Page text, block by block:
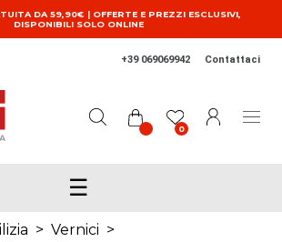
DA 59,90€ | OFFERTE E PREZZI ESCLUSIVI,
DISPONIBILI SOLO ONLINE
+39 069069942 Contattaci
0
☰
> Vernici >